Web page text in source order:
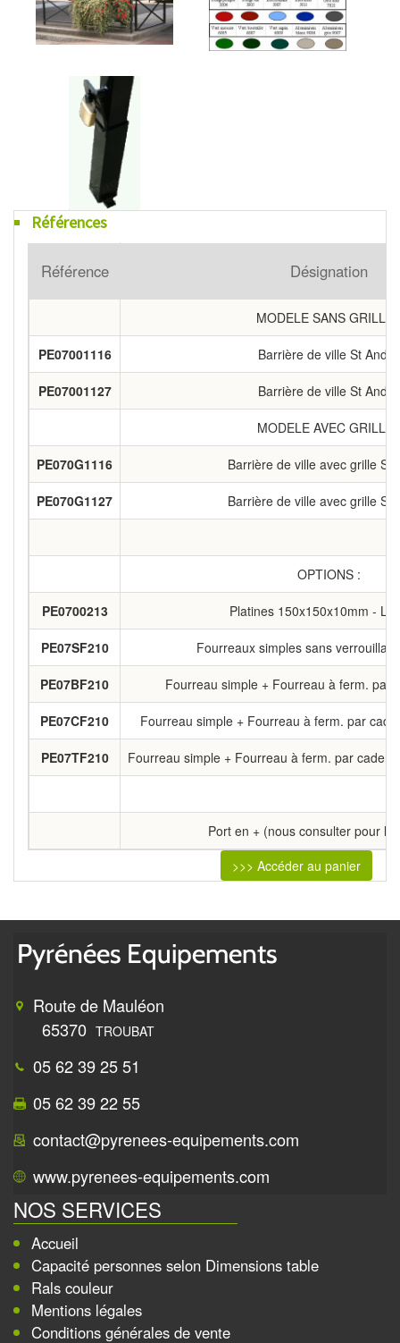
Références
Référence Désignation
MODELE SANS GRILLE :
PE07001116 Barrière de ville St André
PE07001127 Barrière de ville St André
MODELE AVEC GRILLE :
PE070G1116 Barrière de ville avec grille St
PE070G1127 Barrière de ville avec grille St
OPTIONS :
PE0700213 Platines 150x150x10mm - La
PE07SF210 Fourreaux simples sans
PE07BF210 Fourreau simple + Fourreau à ferm. par
PE07CF210 Fourreau simple + Fourreau à ferm. par
PE07TF210 Fourreau simple + Fourreau à ferm. par
Port en + (nous consulter pour le
>>> Accéder au panier
Route de Mauléon
65370 TROUBAT
05 62 39 25 51
05 62 39 22 55
contact@pyrenees-equipements.com
www.pyrenees-equipements.com
NOS SERVICES
Accueil
Capacité personnes selon Dimensions table
Rals couleur
Mentions légales
Conditions générales de vente